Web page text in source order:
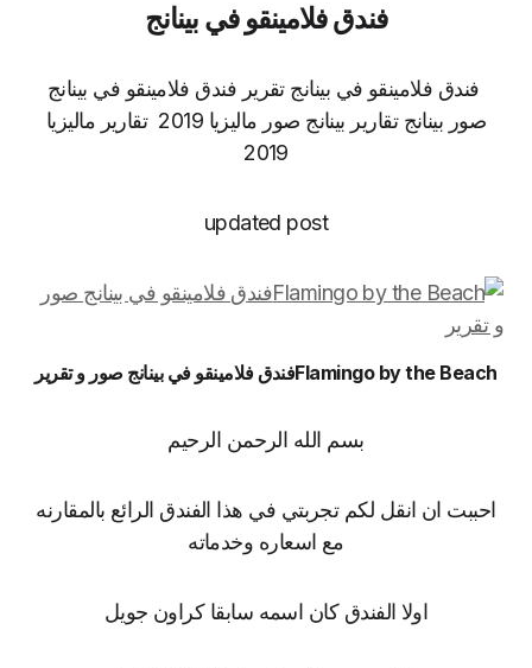
فندق فلامينقو في بينانج
فندق فلامينقو في بينانج تقرير فندق فلامينقو في بينانج
صور بينانج تقارير بينانج صور ماليزيا 2019 تقارير ماليزيا
2019
updated post
Flamingo by the Beachفندق فلامينقو في بينانج صور و تقرير
بسم الله الرحمن الرحيم
احببت ان انقل لكم تجربتي في هذا الفندق الرائع بالمقارنه
مع اسعاره وخدماته
اولا الفندق كان اسمه سابقا كراون جويل